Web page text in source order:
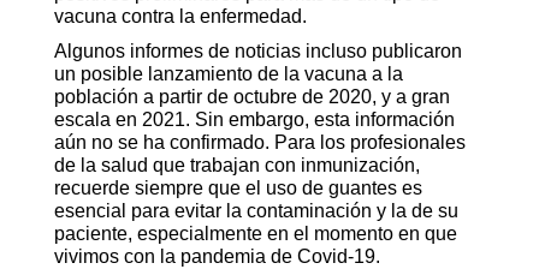
vacuna contra la enfermedad.
Algunos informes de noticias incluso publicaron
un posible lanzamiento de la vacuna a la
población a partir de octubre de 2020, y a gran
escala en 2021. Sin embargo, esta información
aún no se ha confirmado. Para los profesionales
de la salud que trabajan con inmunización,
recuerde siempre que el uso de guantes es
esencial para evitar la contaminación y la de su
paciente, especialmente en el momento en que
vivimos con la pandemia de Covid-19.